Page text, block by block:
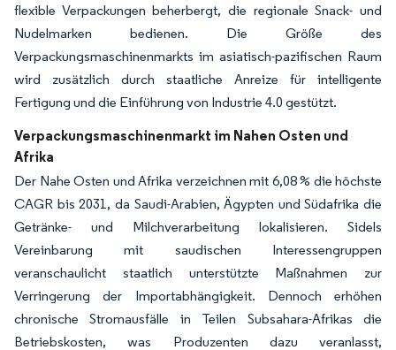
flexible Verpackungen beherbergt, die regionale Snack- und
Nudelmarken bedienen. Die Größe des
Verpackungsmaschinenmarkts im asiatisch-pazifischen Raum
wird zusätzlich durch staatliche Anreize für intelligente
Fertigung und die Einführung von Industrie 4.0 gestützt.
Verpackungsmaschinenmarkt im Nahen Osten und
Afrika
Der Nahe Osten und Afrika verzeichnen mit 6,08 % die höchste
CAGR bis 2031, da Saudi-Arabien, Ägypten und Südafrika die
Getränke- und Milchverarbeitung lokalisieren. Sidels
Vereinbarung mit saudischen Interessengruppen
veranschaulicht staatlich unterstützte Maßnahmen zur
Verringerung der Importabhängigkeit. Dennoch erhöhen
chronische Stromausfälle in Teilen Subsahara-Afrikas die
Betriebskosten, was Produzenten dazu veranlasst,